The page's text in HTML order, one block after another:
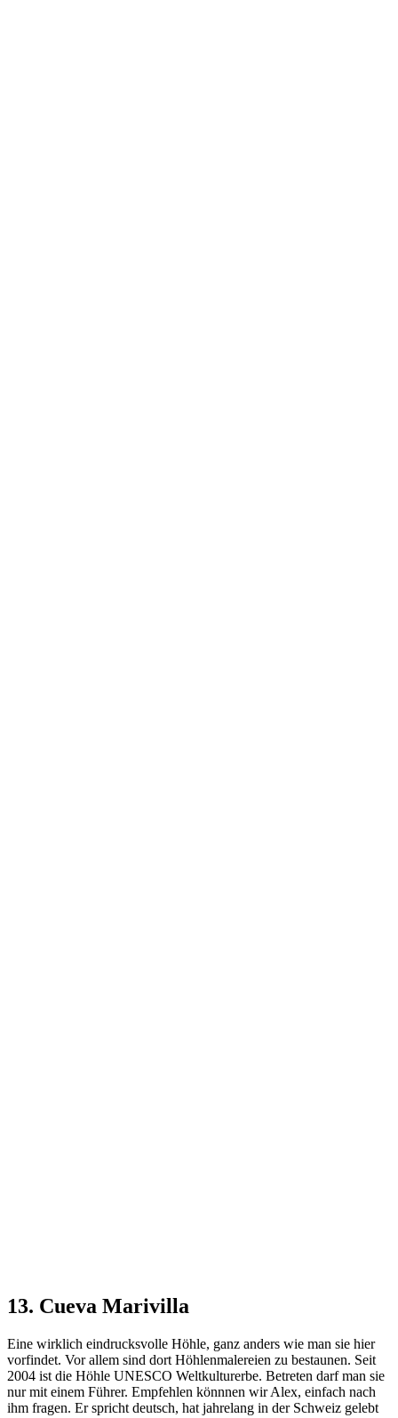
13. Cueva Marivilla
Eine wirklich eindrucksvolle Höhle, ganz anders wie man sie hier
vorfindet. Vor allem sind dort Höhlenmalereien zu bestaunen. Seit
2004 ist die Höhle UNESCO Weltkulturerbe. Betreten darf man sie
nur mit einem Führer. Empfehlen könnnen wir Alex, einfach nach
ihm fragen. Er spricht deutsch, hat jahrelang in der Schweiz gelebt